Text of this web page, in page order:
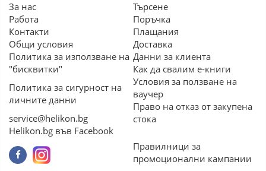
За нас
Работа
Контакти
Общи условия
Политика за използване на
"бисквитки"
Политика за сигурност на
личните данни
service@helikon.bg
Helikon.bg във Facebook
Търсене
Поръчка
Плащания
Доставка
Данни за клиента
Как да свалим е-книги
Условия за ползване на
ваучер
Право на отказ от закупена
стока
Правилници за
промоционални кампании